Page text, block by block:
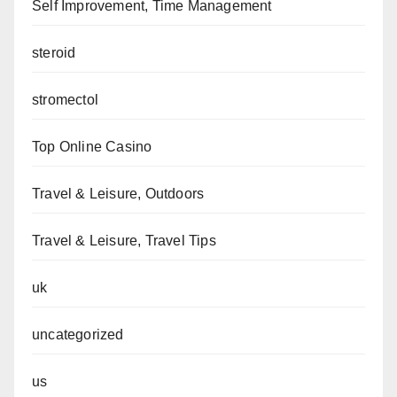
Self Improvement, Time Management
steroid
stromectol
Top Online Casino
Travel & Leisure, Outdoors
Travel & Leisure, Travel Tips
uk
uncategorized
us